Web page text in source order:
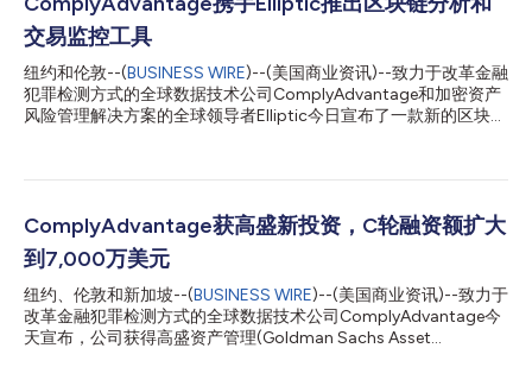
投资、加密货币、保险和金融科技领域的一系列组织。 《2022年
金融犯罪状况报告》揭示了合规官在未来一年最关注的金融犯罪趋
势。具体而言，这份49页的报告深入探讨了一些新的主题，例如
远程/混合工作带来的网络安全挑战、供应链持续中断的影响、日
益严峻的勒索软件威胁、全球主要制裁机制的演变等。这项调查现
已进入第二年，还深入分析了合规趋势和挑战在疫情流行期间是如
交易监控工具
纽约和伦敦--(BUSINESS WIRE)--(美国商业资讯)--致力于改革金融
犯罪检测方式的全球数据技术公司ComplyAdvantage和加密资产
风险管理解决方案的全球领导者Elliptic今日宣布了一款新的区块链
Navigator提供支持。快速增长的加密资产公司可借助这一工具实
涉及金融犯罪（包括资助恐怖主义）风险的顾客和客户。 这一合
作关系的达成正值该行业的关键时刻，因为随着NFT（非同质化代
币）、隐私钱包和去中心化金融(DeFi)网络等新服务的引入，监控
加密货币交易的能力已变得相当具有挑战性。针对这一情况，金融
行动特别工作组(FATF)和欧盟委员会已经发布了更多法规，为现有
金融服务立法未覆盖的加密货币资产提供更大的确定性。 通过将
Elliptic的区块链分析技术整合到ComplyAdvantage平台，将法币
ComplyAdvantage获高盛新投资，C轮融资额扩大
到7,000万美元
纽约、伦敦和新加坡--(BUSINESS WIRE)--(美国商业资讯)--致力于
改革金融犯罪检测方式的全球数据技术公司ComplyAdvantage今
天宣布，公司获得高盛资产管理(Goldman Sachs Asset